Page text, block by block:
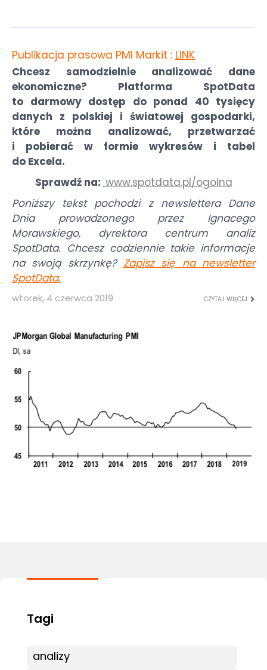
Publikacja prasowa PMI Markit : LINK
Chcesz samodzielnie analizować dane
ekonomiczne? Platforma SpotData
to darmowy dostęp do ponad 40 tysięcy
danych z polskiej i światowej gospodarki,
które można analizować, przetwarzać
i pobierać w formie wykresów i tabel
do Excela.
Sprawdź na: www.spotdata.pl/ogolna
Poniższy tekst pochodzi z newslettera Dane
Dnia prowadzonego przez Ignacego
Morawskiego, dyrektora centrum analiz
SpotData. Chcesz codziennie takie informacje
na swoją skrzynkę? Zapisz się na newsletter
SpotData.
wtorek, 4 czerwca 2019 CZYTAJ WIĘCEJ
analizy